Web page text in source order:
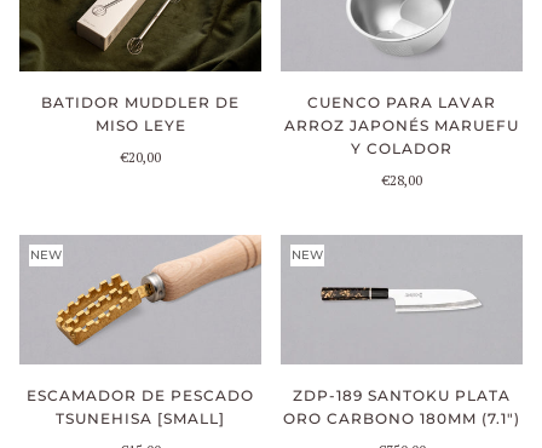
BATIDOR MUDDLER DE
MISO LEYE
€20,00
CUENCO PARA LAVAR
ARROZ JAPONÉS MARUEFU
Y COLADOR
€28,00
NEW
ESCAMADOR DE PESCADO
TSUNEHISA [SMALL]
NEW
ZDP-189 SANTOKU PLATA
ORO CARBONO 180MM (7.1")